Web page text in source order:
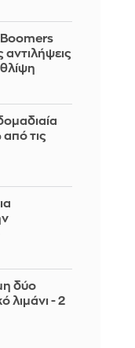
Boomers
αντιλήψεις
θλίψη
τις
δύο
λιμάνι - 2